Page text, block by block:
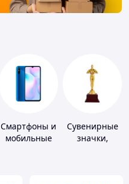
Смартфоны и
мобильные
Сувенирные
значки,